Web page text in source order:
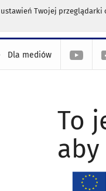
Twojej przeglądarki
Dla mediów
To